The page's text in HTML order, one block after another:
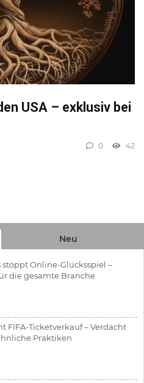
USA – exklusiv bei
0 42
Neu
stoppt Online-Glücksspiel –
die gesamte Branche
FIFA-Ticketverkauf – Verdacht
Praktiken